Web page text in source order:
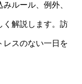
ルール、例外、
く解説します。訪
レスのない一日を